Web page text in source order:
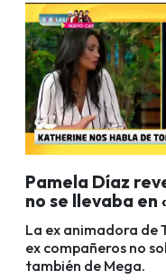
Pamela Díaz
no se llevaba en
La ex animadora de
ex compañeros no
también de Mega.